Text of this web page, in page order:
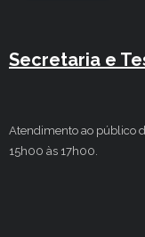
Secretaria e
Atendimento ao público
15h00 às 17h00.